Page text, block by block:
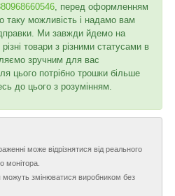
, перед оформленням
таку можливість і надамо вам
Ми завжди йдемо на
товари з різними статусами в
зручним для вас
цього потрібно трошки більше
до цього з розумінням.
може відрізнятися від реального
монітора.
можуть змінюватися виробником без